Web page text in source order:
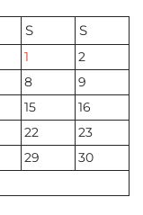
S S
1
2
8
9
15
16
22
23
29
30